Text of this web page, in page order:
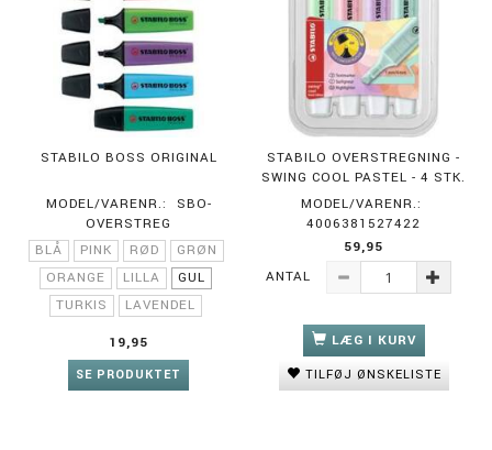
STABILO BOSS ORIGINAL
MODEL/VARENR.:
SBO-
OVERSTREG
BLÅ
PINK RØD
GRØN
ORANGE
LILLA
GUL
TURKIS
LAVENDEL
19,95
SE PRODUKTET
STABILO OVERSTREGNING -
SWING COOL PASTEL - 4 STK.
MODEL/VARENR.:
4006381527422
59,95
ANTAL
LÆG I KURV
TILFØJ ØNSKELISTE